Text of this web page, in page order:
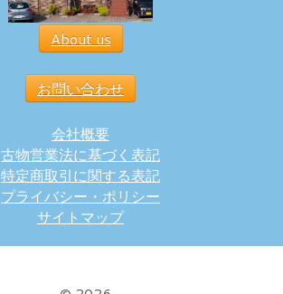
About us
お問い合わせ
会社概要
古物営業法に基づく表記
特定商取引に関する表記
プライバシー・ポリシー
サイトマップ